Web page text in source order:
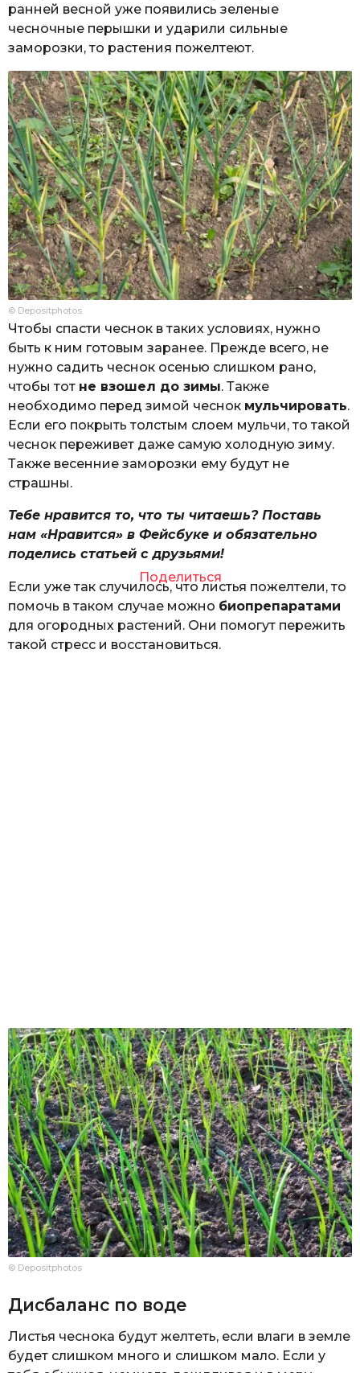
ранней весной уже появились зеленые
чесночные перышки и ударили сильные
заморозки, то растения пожелтеют.
© Depositphotos
Чтобы спасти чеснок в таких условиях, нужно
быть к ним готовым заранее. Прежде всего, не
нужно садить чеснок осенью слишком рано,
чтобы тот не взошел до зимы. Также
необходимо перед зимой чеснок мульчировать.
Если его покрыть толстым слоем мульчи, то такой
чеснок переживет даже самую холодную зиму.
Также весенние заморозки ему будут не
страшны.
Тебе нравится то, что ты читаешь? Поставь
нам «Нравится» в Фейсбуке и обязательно
поделись статьей с друзьями!
Поделиться
Если уже так случилось, что листья пожелтели, то
помочь в таком случае можно биопрепаратами
для огородных растений. Они помогут пережить
такой стресс и восстановиться.
© Depositphotos
Дисбаланс по воде
Листья чеснока будут желтеть, если влаги в земле
будет слишком много и слишком мало. Если у